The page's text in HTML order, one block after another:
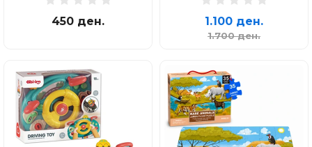
450 ден. 1.100 ден.
1.700 ден.